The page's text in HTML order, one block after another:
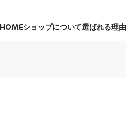
HOMEショップについて選ばれる理由